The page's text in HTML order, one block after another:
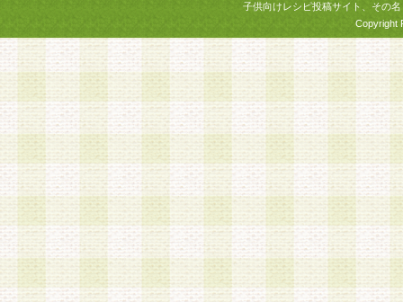
子供向けレシピ投稿サイト、その
Copyright